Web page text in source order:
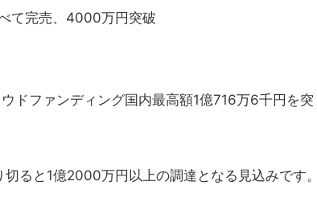
完売、4000万円突破
ドファンディング国内最高額1億716万6千円を突
ると1億2000万円以上の調達となる見込みです